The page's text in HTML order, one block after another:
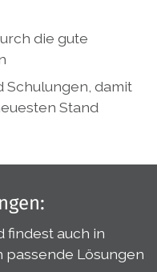
die gute
Schulungen, damit
Stand
findest auch in
Lösungen